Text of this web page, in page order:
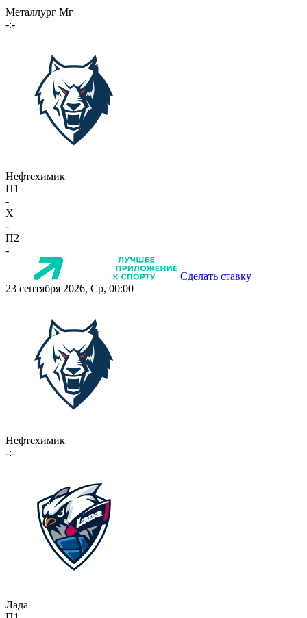
Металлург Мг
-:-
Нефтехимик
П1
-
X
-
П2
-
Сделать ставку
23 сентября 2026, Ср, 00:00
Нефтехимик
-:-
Лада